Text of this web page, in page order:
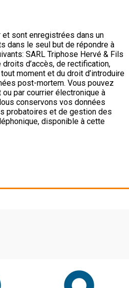
sont enregistrées dans un
dans le seul but de répondre à
SARL Triphose Hervé & Fils
d’accès, de rectification,
moment et du droit d’introduire
post-mortem. Vous pouvez
par courrier électronique à
conservons vos données
probatoires et de gestion des
disponible à cette